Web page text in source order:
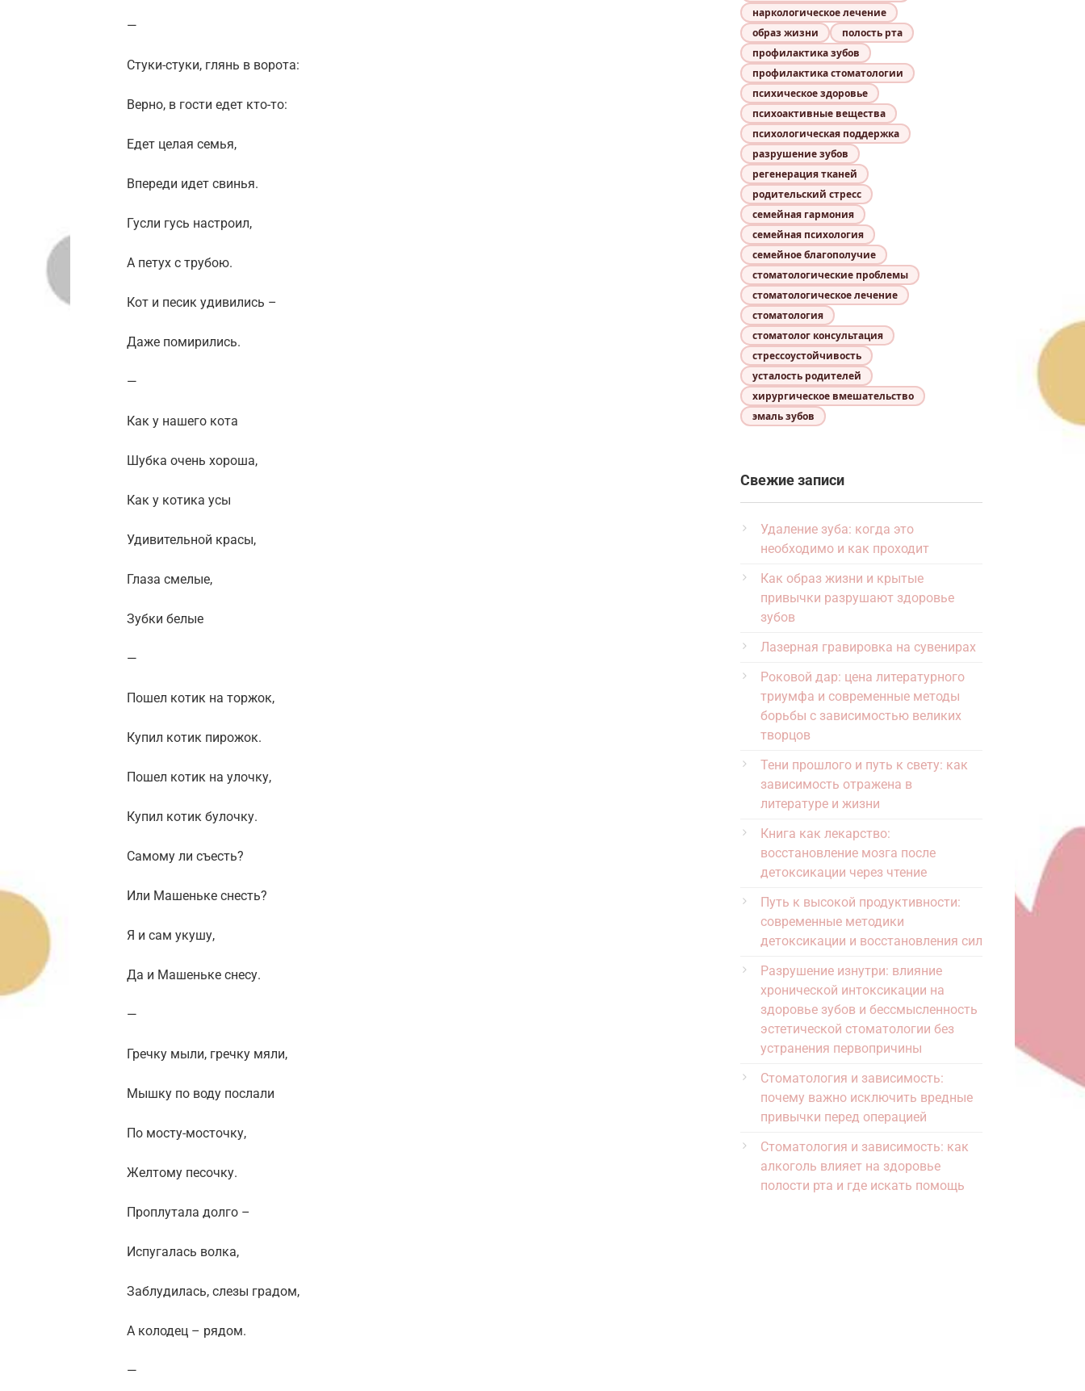
—
Стуки-стуки, глянь в ворота:
Верно, в гости едет кто-то:
Едет целая семья,
Впереди идет свинья.
Гусли гусь настроил,
А петух с трубою.
Кот и песик удивились –
Даже помирились.
—
Как у нашего кота
Шубка очень хороша,
Как у котика усы
Удивительной красы,
Глаза смелые,
Зубки белые
—
Пошел котик на торжок,
Купил котик пирожок.
Пошел котик на улочку,
Купил котик булочку.
Самому ли съесть?
Или Машеньке снесть?
Я и сам укушу,
Да и Машеньке снесу.
—
Гречку мыли, гречку мяли,
Мышку по воду послали
По мосту-мосточку,
Желтому песочку.
Проплутала долго –
Испугалась волка,
Заблудилась, слезы градом,
А колодец – рядом.
—
наркологическое лечение
образ жизни
полость рта
профилактика зубов
профилактика стоматологии
психическое здоровье
психоактивные вещества
психологическая поддержка
разрушение зубов
регенерация тканей
родительский стресс
семейная гармония
семейная психология
семейное благополучие
стоматологические проблемы
стоматологическое лечение
стоматология
стоматолог консультация
стрессоустойчивость
усталость родителей
хирургическое вмешательство
эмаль зубов
Свежие записи
Удаление зуба: когда это
необходимо и как проходит
Как образ жизни и крытые
привычки разрушают здоровье
зубов
Лазерная гравировка на сувенирах
Роковой дар: цена литературного
триумфа и современные методы
борьбы с зависимостью великих
творцов
Тени прошлого и путь к свету: как
зависимость отражена в
литературе и жизни
Книга как лекарство:
восстановление мозга после
детоксикации через чтение
Путь к высокой продуктивности:
современные методики
детоксикации и восстановления сил
Разрушение изнутри: влияние
хронической интоксикации на
здоровье зубов и бессмысленность
эстетической стоматологии без
устранения первопричины
Стоматология и зависимость:
почему важно исключить вредные
привычки перед операцией
Стоматология и зависимость: как
алкоголь влияет на здоровье
полости рта и где искать помощь